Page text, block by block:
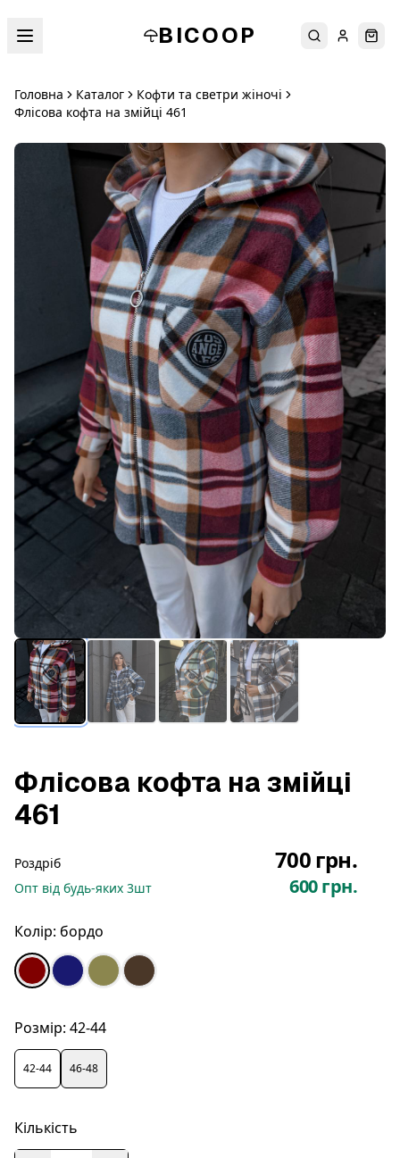
BICOOP ПошукУвійти
Головна Каталог
Кофти та светри жіночі
Флісова кофта на змійці 461
Флісова кофта на змійці
461
Роздріб 700 грн.
Опт від будь-яких 3шт 600 грн.
Колір: бордо
Розмір: 42-44
42-44 46-48
Кількість